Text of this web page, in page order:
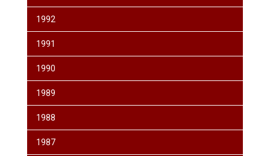
1992
1991
1990
1989
1988
1987